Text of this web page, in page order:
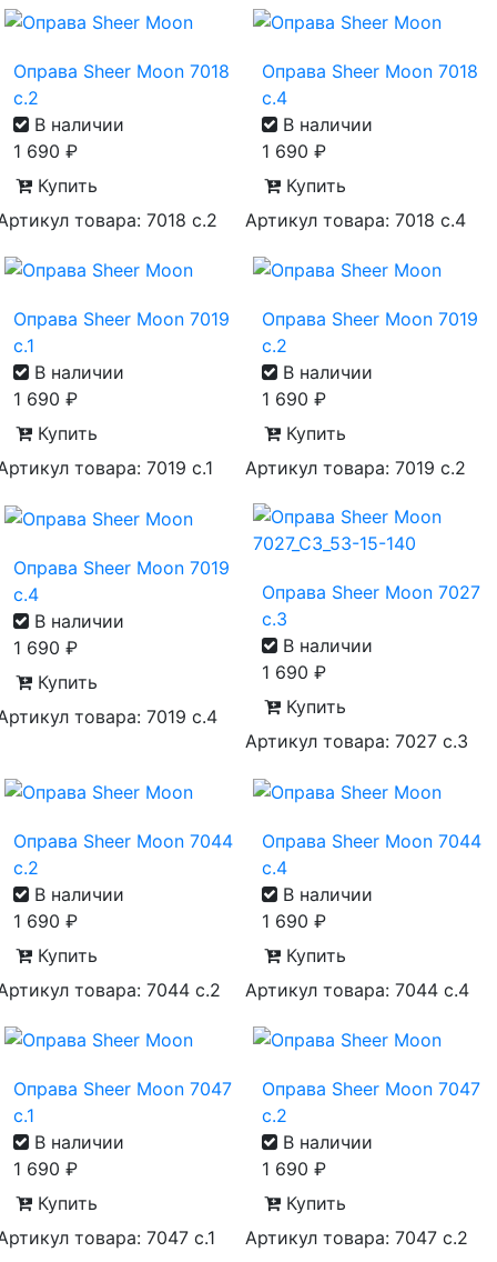
Оправа Sheer Moon 7018
с.2
В наличии
1 690 ₽
Купить
товара: 7018 с.2
Оправа Sheer Moon 7018
с.4
В наличии
1 690 ₽
Купить
Артикул товара: 7018 с.4
Оправа Sheer Moon 7019
с.1
В наличии
1 690 ₽
Купить
товара: 7019 с.1
Оправа Sheer Moon 7019
с.2
В наличии
1 690 ₽
Купить
Артикул товара: 7019 с.2
Оправа Sheer Moon 7019
с.4
В наличии
1 690 ₽
Купить
товара: 7019 с.4
Оправа Sheer Moon 7027
с.3
В наличии
1 690 ₽
Купить
Артикул товара: 7027 с.3
Оправа Sheer Moon 7044
с.2
В наличии
1 690 ₽
Купить
товара: 7044 с.2
Оправа Sheer Moon 7044
с.4
В наличии
1 690 ₽
Купить
Артикул товара: 7044 с.4
Оправа Sheer Moon 7047
с.1
В наличии
1 690 ₽
Купить
товара: 7047 с.1
Оправа Sheer Moon 7047
с.2
В наличии
1 690 ₽
Купить
Артикул товара: 7047 с.2